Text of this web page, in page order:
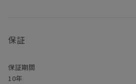
保証
保証期間
10年